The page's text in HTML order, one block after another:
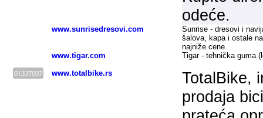
odeće.
www.sunrisedresovi.com
Sunrise - dresovi i
šalova, kapa i ostale
najniže cene
www.tigar.com
Tigar- tehnička guma
01337007
www.totalbike.rs
TotalBike,
prodaja